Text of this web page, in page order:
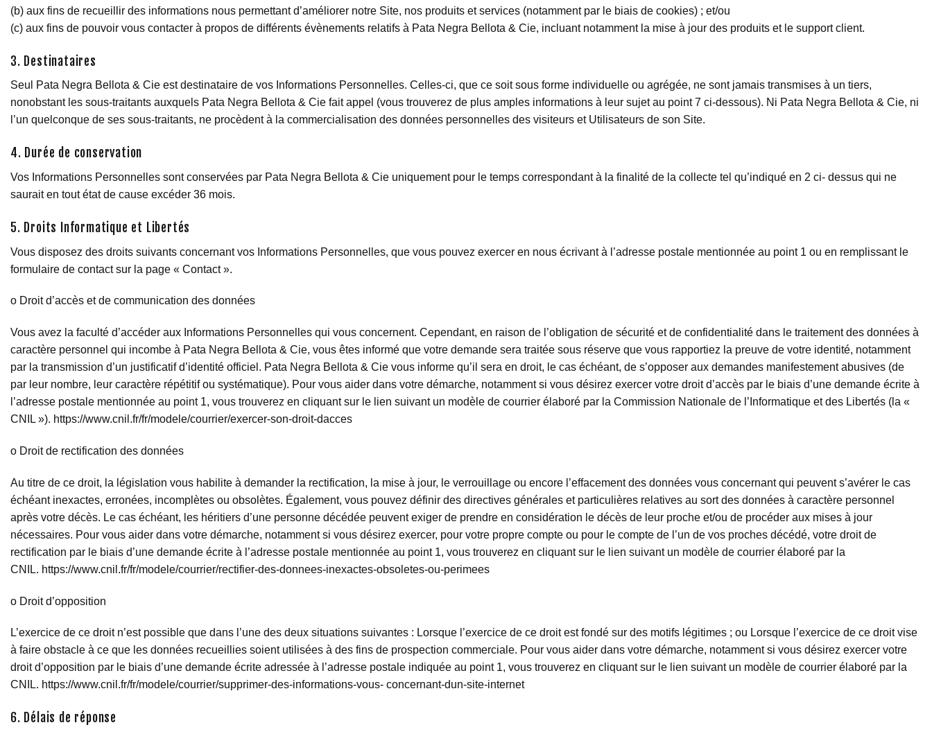
(b) aux fins de recueillir des informations nous permettant d’améliorer notre Site, nos produits et services (notamment par le biais de cookies) ; et/ou
(c) aux fins de pouvoir vous contacter à propos de différents évènements relatifs à Pata Negra Bellota & Cie, incluant notamment la mise à jour des produits et le support client.
3. Destinataires
Seul Pata Negra Bellota & Cie est destinataire de vos Informations Personnelles. Celles-ci, que ce soit sous forme individuelle ou agrégée, ne sont jamais transmises à un tiers,
nonobstant les sous-traitants auxquels Pata Negra Bellota & Cie fait appel (vous trouverez de plus amples informations à leur sujet au point 7 ci-dessous). Ni Pata Negra Bellota & Cie, ni
l’un quelconque de ses sous-traitants, ne procèdent à la commercialisation des données personnelles des visiteurs et Utilisateurs de son Site.
4. Durée de conservation
Vos Informations Personnelles sont conservées par Pata Negra Bellota & Cie uniquement pour le temps correspondant à la finalité de la collecte tel qu’indiqué en 2 ci- dessus qui ne
saurait en tout état de cause excéder 36 mois.
5. Droits Informatique et Libertés
Vous disposez des droits suivants concernant vos Informations Personnelles, que vous pouvez exercer en nous écrivant à l’adresse postale mentionnée au point 1 ou en remplissant le
formulaire de contact sur la page « Contact ».
o Droit d’accès et de communication des données
Vous avez la faculté d’accéder aux Informations Personnelles qui vous concernent. Cependant, en raison de l’obligation de sécurité et de confidentialité dans le traitement des données à
caractère personnel qui incombe à Pata Negra Bellota & Cie, vous êtes informé que votre demande sera traitée sous réserve que vous rapportiez la preuve de votre identité, notamment
par la transmission d’un justificatif d’identité officiel. Pata Negra Bellota & Cie vous informe qu’il sera en droit, le cas échéant, de s’opposer aux demandes manifestement abusives (de
par leur nombre, leur caractère répétitif ou systématique). Pour vous aider dans votre démarche, notamment si vous désirez exercer votre droit d’accès par le biais d’une demande écrite à
l’adresse postale mentionnée au point 1, vous trouverez en cliquant sur le lien suivant un modèle de courrier élaboré par la Commission Nationale de l’Informatique et des Libertés (la «
CNIL »). https://www.cnil.fr/fr/modele/courrier/exercer-son-droit-dacces
o Droit de rectification des données
Au titre de ce droit, la législation vous habilite à demander la rectification, la mise à jour, le verrouillage ou encore l’effacement des données vous concernant qui peuvent s’avérer le cas
échéant inexactes, erronées, incomplètes ou obsolètes. Également, vous pouvez définir des directives générales et particulières relatives au sort des données à caractère personnel
après votre décès. Le cas échéant, les héritiers d’une personne décédée peuvent exiger de prendre en considération le décès de leur proche et/ou de procéder aux mises à jour
nécessaires. Pour vous aider dans votre démarche, notamment si vous désirez exercer, pour votre propre compte ou pour le compte de l’un de vos proches décédé, votre droit de
rectification par le biais d’une demande écrite à l’adresse postale mentionnée au point 1, vous trouverez en cliquant sur le lien suivant un modèle de courrier élaboré par la
CNIL. https://www.cnil.fr/fr/modele/courrier/rectifier-des-donnees-inexactes-obsoletes-ou-perimees
o Droit d’opposition
L’exercice de ce droit n’est possible que dans l’une des deux situations suivantes : Lorsque l’exercice de ce droit est fondé sur des motifs légitimes ; ou Lorsque l’exercice de ce droit vise
à faire obstacle à ce que les données recueillies soient utilisées à des fins de prospection commerciale. Pour vous aider dans votre démarche, notamment si vous désirez exercer votre
droit d’opposition par le biais d’une demande écrite adressée à l’adresse postale indiquée au point 1, vous trouverez en cliquant sur le lien suivant un modèle de courrier élaboré par la
CNIL. https://www.cnil.fr/fr/modele/courrier/supprimer-des-informations-vous- concernant-dun-site-internet
6. Délais de réponse